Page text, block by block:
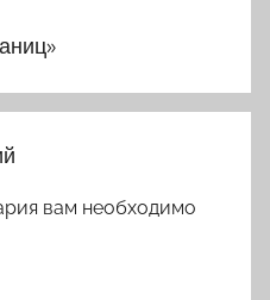
вам необходимо